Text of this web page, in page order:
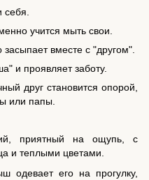
себя.
учится мыть свои.
вместе с "другом".
и проявляет заботу.
друг становится опорой,
или папы.
приятный на ощупь, с
и теплыми цветами.
одевает его на прогулку,